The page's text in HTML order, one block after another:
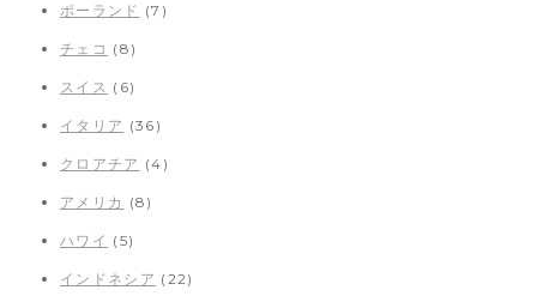
ポーランド (7)
チェコ (8)
スイス (6)
イタリア (36)
クロアチア (4)
アメリカ (8)
ハワイ (5)
インドネシア (22)